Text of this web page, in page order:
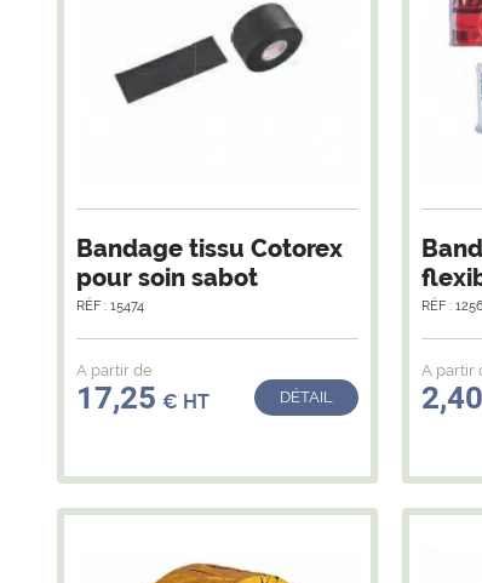
Bandage tissu Cotorex
pour soin sabot
RÉF : 15474
A partir de
17,25 € HT DÉTAIL
RÉF :
A partir
2,40